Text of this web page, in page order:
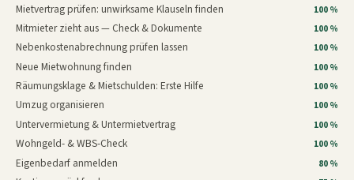
Mietvertrag prüfen: unwirksame Klauseln finden 100 %
Mitmieter zieht aus — Check & Dokumente 100 %
Nebenkostenabrechnung prüfen lassen 100 %
Neue Mietwohnung finden 100 %
Räumungsklage & Mietschulden: Erste Hilfe 100 %
Umzug organisieren 100 %
Untervermietung & Untermietvertrag 100 %
Wohngeld- & WBS-Check 100 %
Eigenbedarf anmelden 80 %